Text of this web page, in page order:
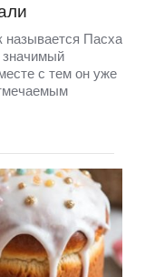
называется Пасха
значимый
с тем он уже